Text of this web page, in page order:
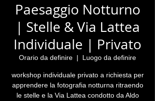
Paesaggio Notturno
| Stelle & Via Lattea
Individuale | Privato
Orario da definire
  |
Luogo da definire
workshop individuale privato a richiesta per
apprendere la fotografia notturna ritraendo
le stelle e la Via Lattea condotto da Aldo